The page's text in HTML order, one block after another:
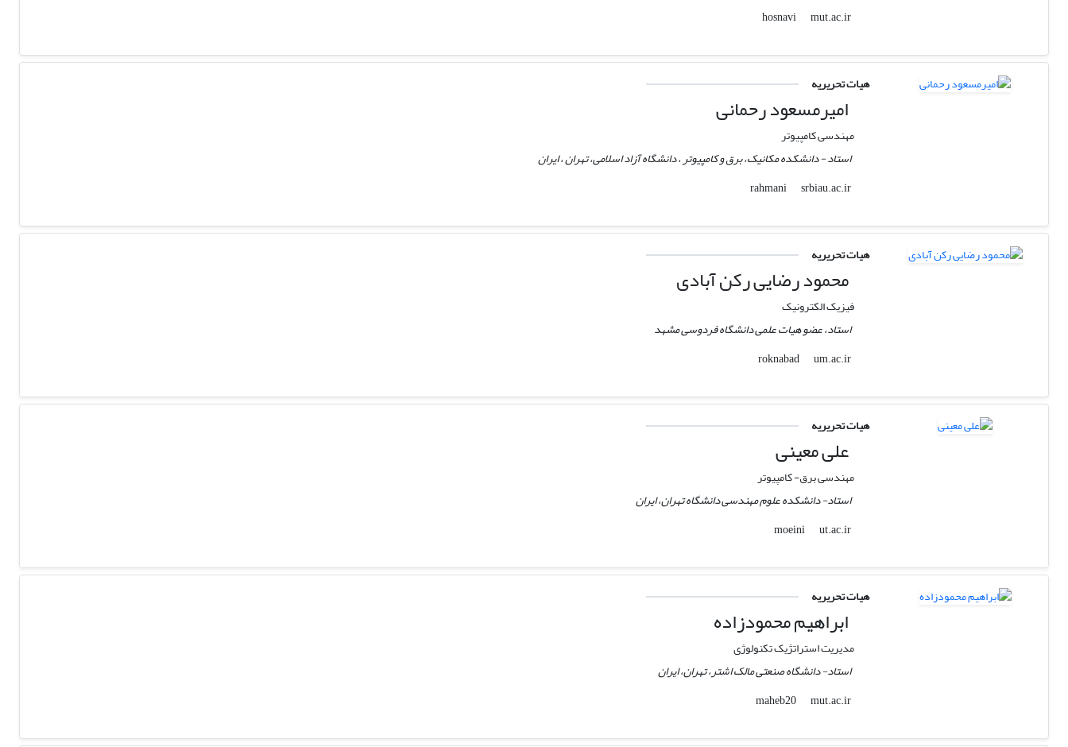
hosnavi
mut.ac.ir
هیات تحریریه
امیرمسعود رحمانی
مهندسی کامپیوتر
استاد - دانشکده مکانیک، برق و کامپیوتر ، دانشگاه آزاد اسلامی، تهران ، ایران
rahmani
srbiau.ac.ir
هیات تحریریه
محمود رضایی رکن آبادی
فیزیک الکترونیک
استاد، عضو هیات علمی دانشگاه فردوسی مشهد
roknabad
um.ac.ir
هیات تحریریه
علی معینی
مهندسی برق- کامپیوتر
استاد- دانشکده علوم مهندسی دانشگاه تهران، ایران
moeini
ut.ac.ir
هیات تحریریه
ابراهیم محمودزاده
مدیریت استراتژیک تکنولوژی
استاد- دانشگاه صنعتی مالک اشتر، تهران، ایران
maheb20
mut.ac.ir